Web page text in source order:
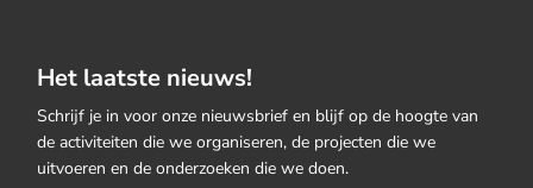
Het laatste nieuws!
Schrijf je in voor onze nieuwsbrief en blijf op de hoogte van
de activiteiten die we organiseren, de projecten die we
uitvoeren en de onderzoeken die we doen.